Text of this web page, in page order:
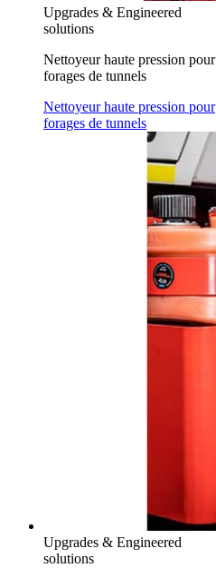
Upgrades & Engineered
solutions
Nettoyeur haute pression pour
forages de tunnels
Nettoyeur haute pression pour
forages de tunnels
Upgrades & Engineered
solutions